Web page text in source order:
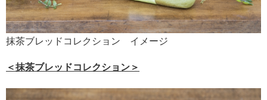
抹茶ブレッドコレクション イメージ
＜抹茶ブレッドコレクション＞